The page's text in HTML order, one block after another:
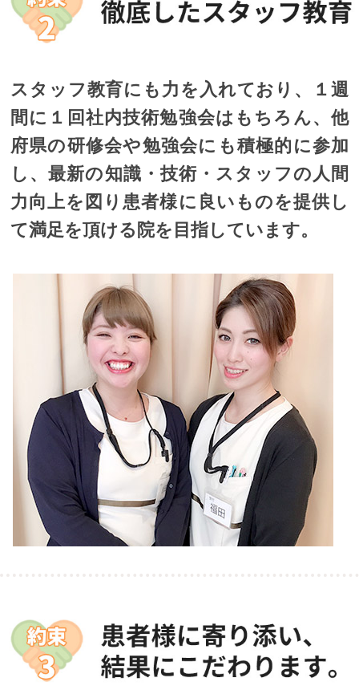
スタッフ教育にも力を入れており、１週
間に１回社内技術勉強会はもちろん、他
府県の研修会や勉強会にも積極的に参加
し、最新の知識・技術・スタッフの人間
力向上を図り患者様に良いものを提供し
て満足を頂ける院を目指しています。